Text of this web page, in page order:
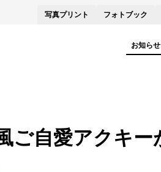
写真プリント フォトブック
お知らせ
ご自愛アクキ